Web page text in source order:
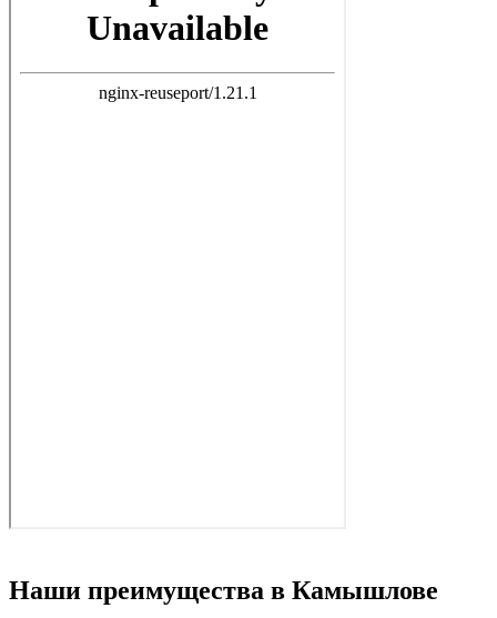
Наши преимущества в Камышлове